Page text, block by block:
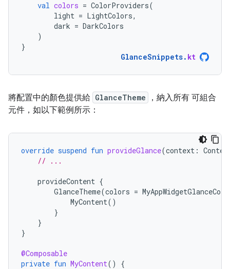
val colors = ColorProviders(
light = LightColors,
dark = DarkColors
)
}
GlanceSnippets. kt
將配置中的顏色提供給 GlanceTheme
，納入所有 可組合
元件，如以下範例所示：
override suspend fun provideGlance(context :
// ...
provideContent {
GlanceTheme(colors =
MyContent()
}
}
}
@Composable
private fun MyContent() {